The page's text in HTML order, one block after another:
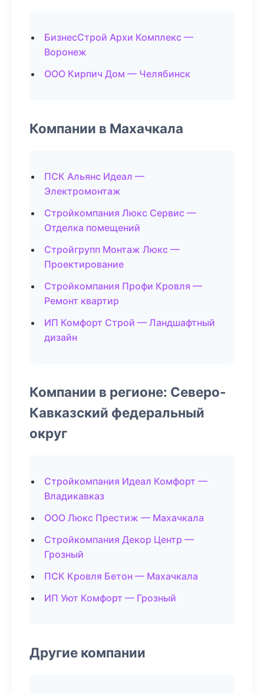
БизнесСтрой Архи Комплекс —
Воронеж
ООО Кирпич Дом — Челябинск
Компании в Махачкала
ПСК Альянс Идеал —
Электромонтаж
Стройкомпания Люкс Сервис —
Отделка помещений
Стройгрупп Монтаж Люкс —
Проектирование
Стройкомпания Профи Кровля —
Ремонт квартир
ИП Комфорт Строй — Ландшафтный
дизайн
Компании в регионе: Северо-
Кавказский федеральный
округ
Стройкомпания Идеал Комфорт —
Владикавказ
ООО Люкс Престиж — Махачкала
Стройкомпания Декор Центр —
Грозный
ПСК Кровля Бетон — Махачкала
ИП Уют Комфорт — Грозный
Другие компании